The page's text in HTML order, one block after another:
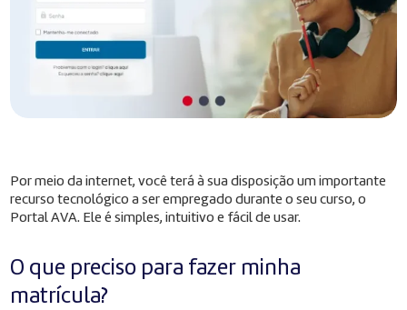
Por meio da internet, você terá à sua disposição um importante
recurso tecnológico a ser empregado durante o seu curso, o
Portal AVA. Ele é simples, intuitivo e fácil de usar.
O que preciso para fazer minha
matrícula?